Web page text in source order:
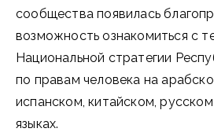
сообщества появилась
возможность ознакомиться с
Национальной стратегии
по правам человека на
испанском, китайском,
языках.